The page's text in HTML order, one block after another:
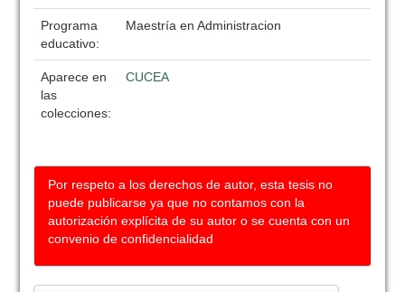
Programa
educativo:
Maestría en Administracion
Aparece en
las
colecciones:
CUCEA
Por respeto a los derechos de autor, esta tesis no
puede publicarse ya que no contamos con la
autorización explícita de su autor o se cuenta con un
convenio de confidencialidad